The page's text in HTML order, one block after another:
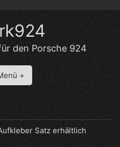
den Porsche 924
+
Satz erhältlich